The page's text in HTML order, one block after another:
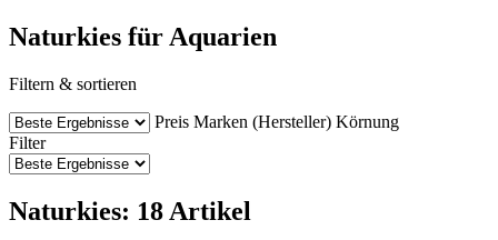
Naturkies für Aquarien
Filtern & sortieren
Preis Marken (Hersteller) Körnung
Filter
Naturkies: 18 Artikel